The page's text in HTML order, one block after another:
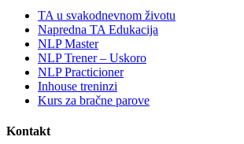
TA u svakodnevnom životu
Napredna TA Edukacija
NLP Master
NLP Trener – Uskoro
NLP Practicioner
Inhouse treninzi
Kurs za bračne parove
Kontakt